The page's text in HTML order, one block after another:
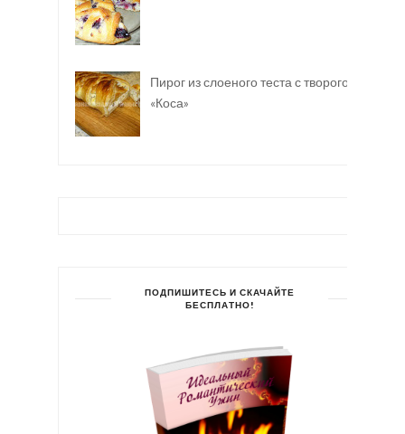
Пирог из слоеного теста с творогом
«Коса»
ПОДПИШИТЕСЬ И СКАЧАЙТЕ
БЕСПЛАТНО!